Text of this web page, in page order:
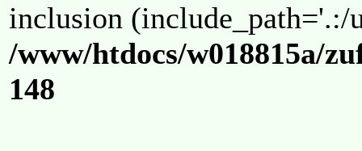
inclusion (include_path='.:/
/www/htdocs/w018815a/
148